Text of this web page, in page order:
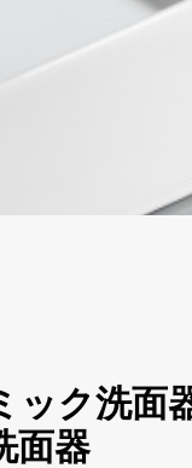
ック洗面
面器